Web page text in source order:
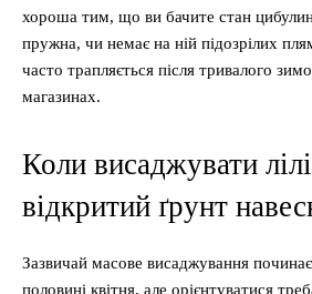
хороша тим, що ви бачите стан
пружна, чи немає на ній підозрілих
часто трапляється після тривалого
магазинах.
Коли висаджувати
відкритий ґрунт
Зазвичай масове висаджування
половині квітня, але орієнтуватися